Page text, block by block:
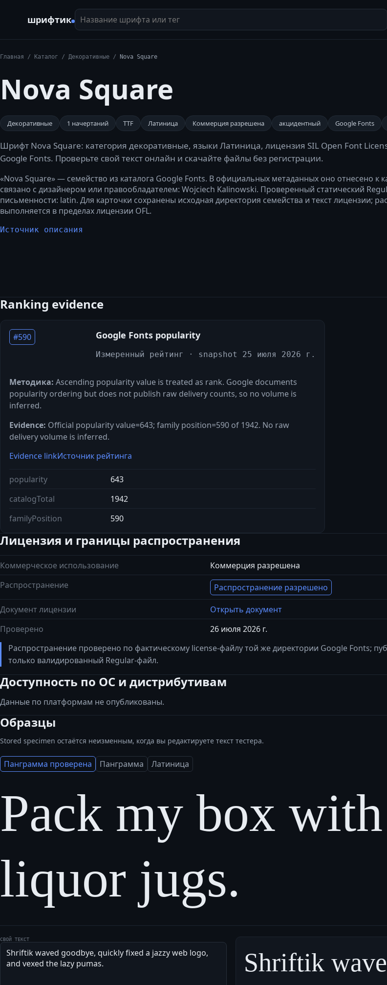
шрифтик Название шрифта или тег
Главная / Каталог / Декоративные / Nova Square
Nova Square
Декоративные 1 начертаний TTF Латиница Коммерция разрешена акцидентный Google Fonts
Шрифт Nova Square: категория декоративные, языки Латиница, лицензия SIL Open Font
Google Fonts. Проверьте свой текст онлайн и скачайте файлы без регистрации.
«Nova Square» — семейство из каталога Google Fonts. В официальных метаданных оно отнесено к
связано с дизайнером или правообладателем: Wojciech Kalinowski. Проверенный статический
письменности: latin. Для карточки сохранены исходная директория семейства и текст лицензии;
выполняется в пределах лицензии OFL.
Источник описания
Ranking evidence
#590 Google Fonts popularity
Измеренный рейтинг · snapshot 25 июля 2026 г.
Методика: Ascending popularity value is treated as rank. Google documents
popularity ordering but does not publish raw delivery counts, so no volume is
inferred.
Evidence: Official popularity value=643; family position=590 of 1942. No raw
delivery volume is inferred.
Evidence linkИсточник рейтинга
popularity
643
catalogTotal
1942
familyPosition
590
Лицензия и границы распространения
Коммерческое использование
Коммерция разрешена
Распространение
Распространение разрешено
Документ лицензии
Открыть документ
Проверено
26 июля 2026 г.
Распространение проверено по фактическому license-файлу той же директории Google Fonts;
только валидированный Regular-файл.
Доступность по ОС и дистрибутивам
Данные по платформам не опубликованы.
Образцы
Stored specimen остаётся неизменным, когда вы редактируете текст тестера.
Панграмма проверена Панграмма Латиница
Pack my box
liquor jugs.
СВОЙ ТЕКСТ
Shriftik